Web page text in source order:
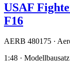
USAF
F16
AERB 480175 ·
1:48 · Modellbausatz